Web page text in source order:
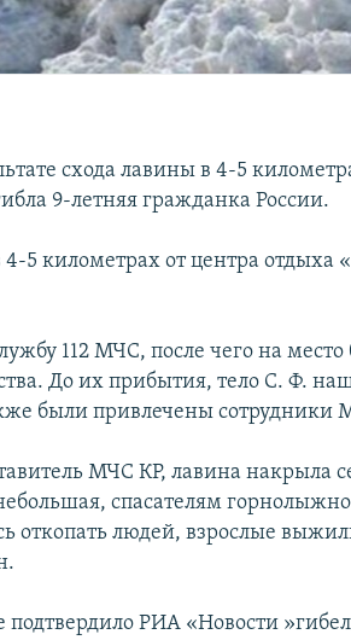
схода лавины в 4-5
9-летняя гражданка России.
километрах от центра отдыха
112 МЧС, после чего на
До их прибытия, тело С. Ф.
были привлечены сотрудники
МЧС КР, лавина накрыла
спасателям
откопать людей, взрослые
подтвердило РИА «Новости